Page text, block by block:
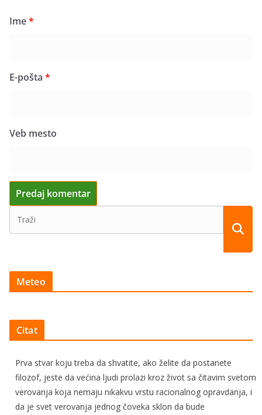
Ime*
E-pošta *
Veb mesto
Meteo
Citat
Prva stvar koju treba da shvatite, ako želite da postanete
filozof, jeste da većina ljudi prolazi kroz život sa čitavim svetom
verovanja koja nemaju nikakvu vrstu racionalnog opravdanja, i
da je svet verovanja jednog čoveka sklon da bude